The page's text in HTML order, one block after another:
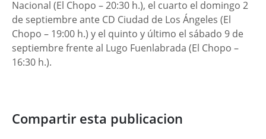
Nacional (El Chopo – 20:30 h.), el cuarto el domingo 2
de septiembre ante CD Ciudad de Los Ángeles (El
Chopo – 19:00 h.) y el quinto y último el sábado 9 de
septiembre frente al Lugo Fuenlabrada (El Chopo –
16:30 h.).
Compartir esta publicacion